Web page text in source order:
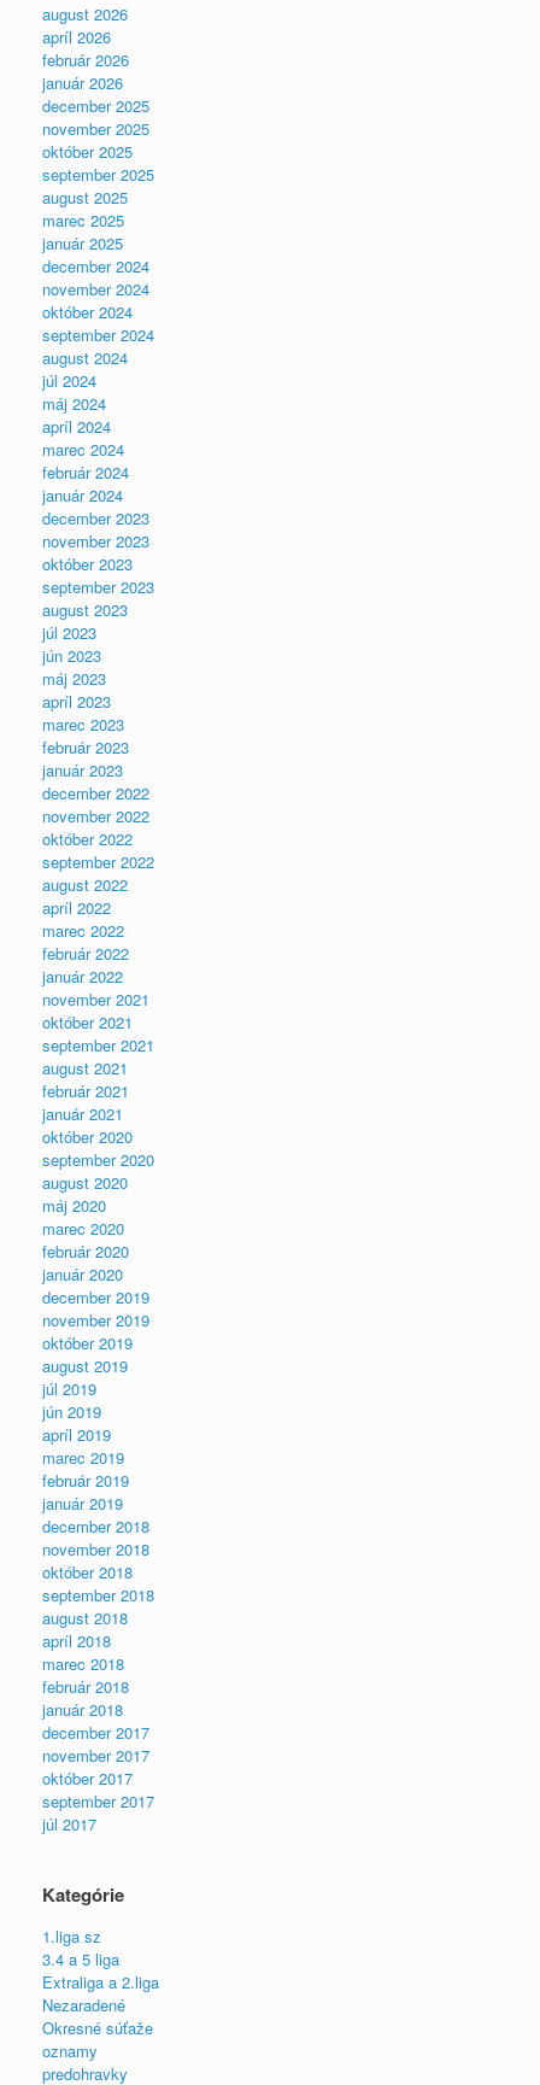
august 2026
apríl 2026
február 2026
január 2026
december 2025
november 2025
október 2025
september 2025
august 2025
marec 2025
január 2025
december 2024
november 2024
október 2024
september 2024
august 2024
júl 2024
máj 2024
apríl 2024
marec 2024
február 2024
január 2024
december 2023
november 2023
október 2023
september 2023
august 2023
júl 2023
jún 2023
máj 2023
apríl 2023
marec 2023
február 2023
január 2023
december 2022
november 2022
október 2022
september 2022
august 2022
apríl 2022
marec 2022
február 2022
január 2022
november 2021
október 2021
september 2021
august 2021
február 2021
január 2021
október 2020
september 2020
august 2020
máj 2020
marec 2020
február 2020
január 2020
december 2019
november 2019
október 2019
august 2019
júl 2019
jún 2019
apríl 2019
marec 2019
február 2019
január 2019
december 2018
november 2018
október 2018
september 2018
august 2018
apríl 2018
marec 2018
február 2018
január 2018
december 2017
november 2017
október 2017
september 2017
júl 2017
Kategórie
1.liga sz
3.4 a 5 liga
Extraliga a 2.liga
Nezaradené
Okresné súťaže
oznamy
predohravky